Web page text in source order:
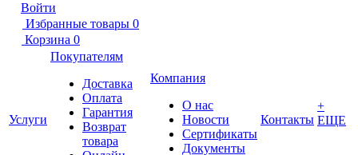
Войти
Избранные товары 0
Корзина 0
Услуги
Покупателям
Доставка
Оплата
Гарантия
Возврат
товара
Компания
О нас
Новости
Сертификаты
Документы
Контакты
+
ЕЩЕ